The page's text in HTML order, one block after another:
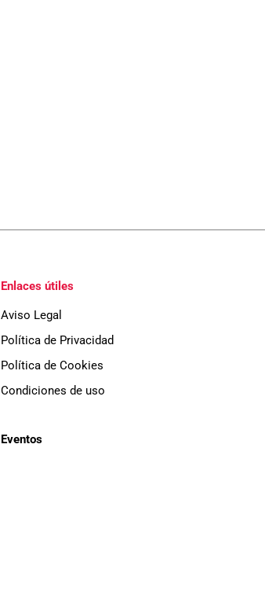
Enlaces útiles
Aviso Legal
Política de Privacidad
Política de Cookies
Condiciones de uso
Eventos